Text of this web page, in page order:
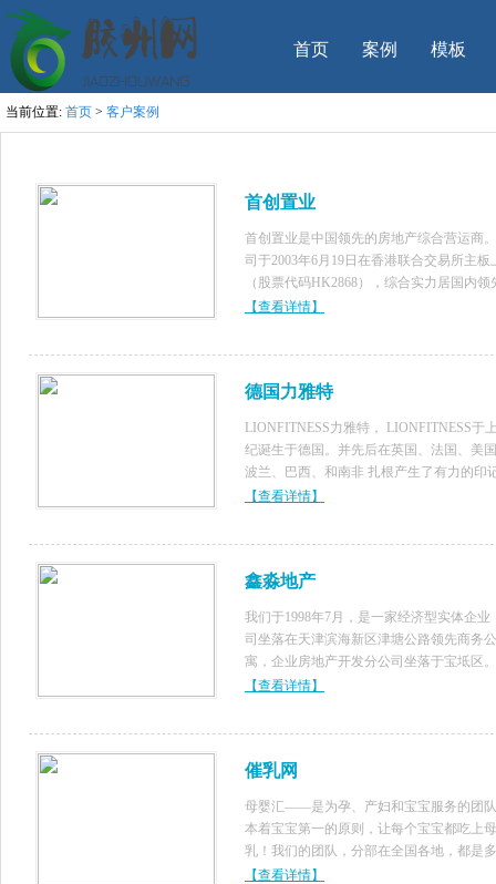
首页 案例 模板
当前位置: 首页 > 客户案例
首创置业
首创置业是中国领先的房地产综合营运商
司于2003年6月19日在香港联合交易所主板
（股票代码HK2868），综合实力居国内领
位。
【查看详情】
德国力雅特
LIONFITNESS力雅特， LIONFITNESS于
纪诞生于德国。并先后在英国、法国、美
波兰、巴西、和南非 扎根产生了有力的印
影响,凭借质量好性能好而得到业界和健身
【查看详情】
鑫淼地产
我们于1998年7月，是一家经济型实体企业
司坐落在天津滨海新区津塘公路领先商务公
寓，企业房地产开发分公司坐落于宝坻区
业注册资金5000万元，主营房地产开发、
【查看详情】
催乳网
母婴汇——是为孕、产妇和宝宝服务的团
本着宝宝第一的原则，让每个宝宝都吃上母
乳！我们的团队，分部在全国各地，都是
从事医疗工作的专科类、技术类人员，都
【查看详情】